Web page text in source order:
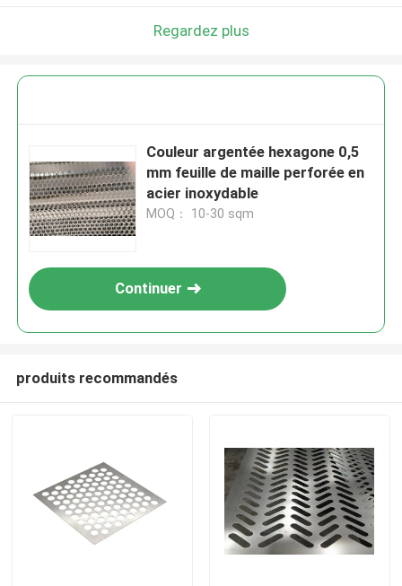
Regardez plus
Couleur argentée hexagone 0,5
mm feuille de maille perforée en
acier inoxydable
MOQ： 10-30 sqm
Continuer
produits recommandés